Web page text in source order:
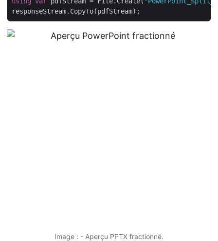
Image : - Aperçu PPTX fractionné.